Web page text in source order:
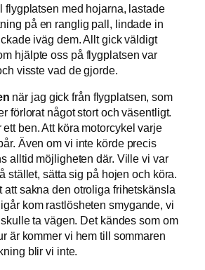
flygplatsen med hojarna, lastade
på en ranglig pall, lindade in
iväg dem. Allt gick väldigt
hjälpte oss på flygplatsen var
visste vad de gjorde.
när jag gick från flygplatsen, som
förlorat något stort och väsentligt.
ben. Att köra motorcykel varje
Även om vi inte körde precis
alltid möjligheten där. Ville vi var
stället, sätta sig på hojen och köra.
att sakna den otroliga frihetskänsla
kom rastlösheten smygande, vi
ta vägen. Det kändes som om
är kommer vi hem till sommaren
blir vi inte.